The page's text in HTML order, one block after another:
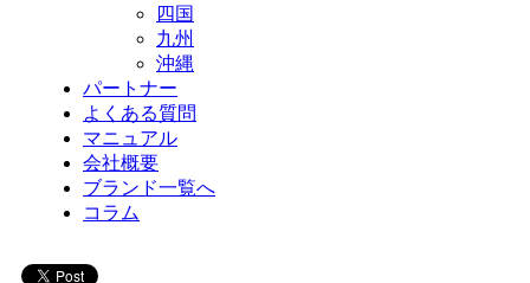
四国
九州
沖縄
パートナー
よくある質問
マニュアル
会社概要
ブランド一覧へ
コラム